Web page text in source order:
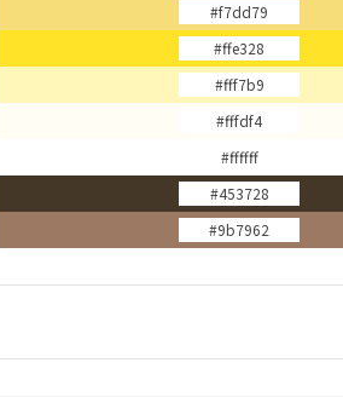
#f7dd79
#ffe328
#fff7b9
#fffdf4
#ffffff
#453728
#9b7962